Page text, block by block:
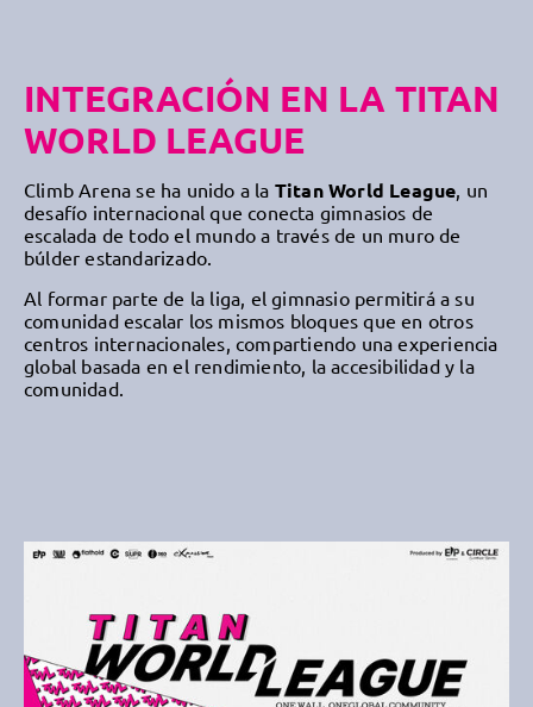
INTEGRACIÓN EN LA TITAN
WORLD LEAGUE
Climb Arena se ha unido a la Titan World League , un
desafío internacional que conecta gimnasios de
escalada de todo el mundo a través de un muro de
búlder estandarizado.
Al formar parte de la liga, el gimnasio permitirá a su
comunidad escalar los mismos bloques que en otros
centros internacionales, compartiendo una experiencia
global basada en el rendimiento, la accesibilidad y la
comunidad.